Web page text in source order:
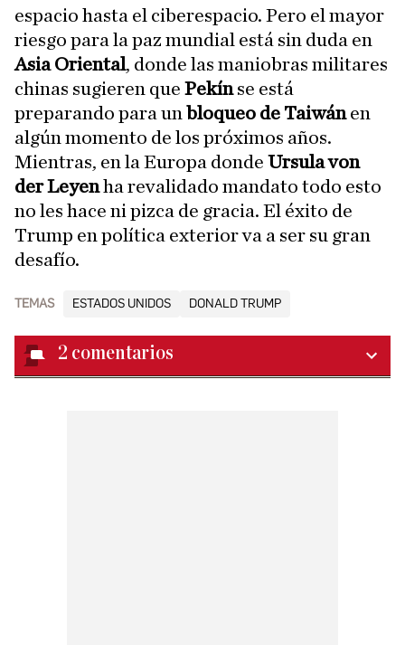
espacio hasta el ciberespacio. Pero el mayor
riesgo para la paz mundial está sin duda en
Asia Oriental, donde las maniobras militares
chinas sugieren que Pekínse está
preparando para un bloqueo de Taiwánen
algún momento de los próximos años.
Mientras, en la Europa donde Ursula von
der Leyenha revalidado mandato todo esto
no les hace ni pizca de gracia. El éxito de
Trump en política exterior va a ser su gran
desafío.
TEMAS ESTADOS UNIDOS DONALD TRUMP
2 comentarios